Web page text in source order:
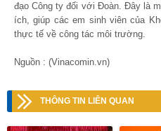
đạo Công ty đối với Đoàn. Đây là
ích, giúp các em sinh viên của
thực tế về công tác môi trường.
Nguồn : (Vinacomin.vn)
THÔNG TIN LIÊN QUAN